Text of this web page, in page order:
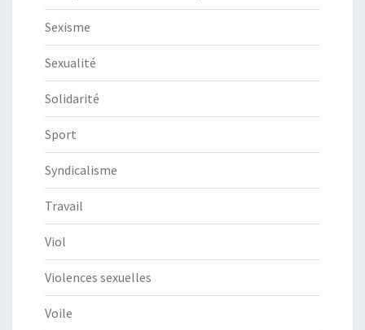
Sexisme
Sexualité
Solidarité
Sport
Syndicalisme
Travail
Viol
Violences sexuelles
Voile